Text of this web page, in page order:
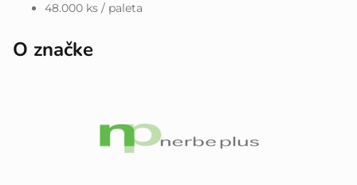
48.000 ks / paleta
O značke